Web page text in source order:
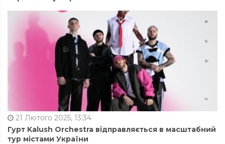
21 Лютого 2025, 13:34
Гурт Kalush Orchestra відправляється в масштабний
тур містами України